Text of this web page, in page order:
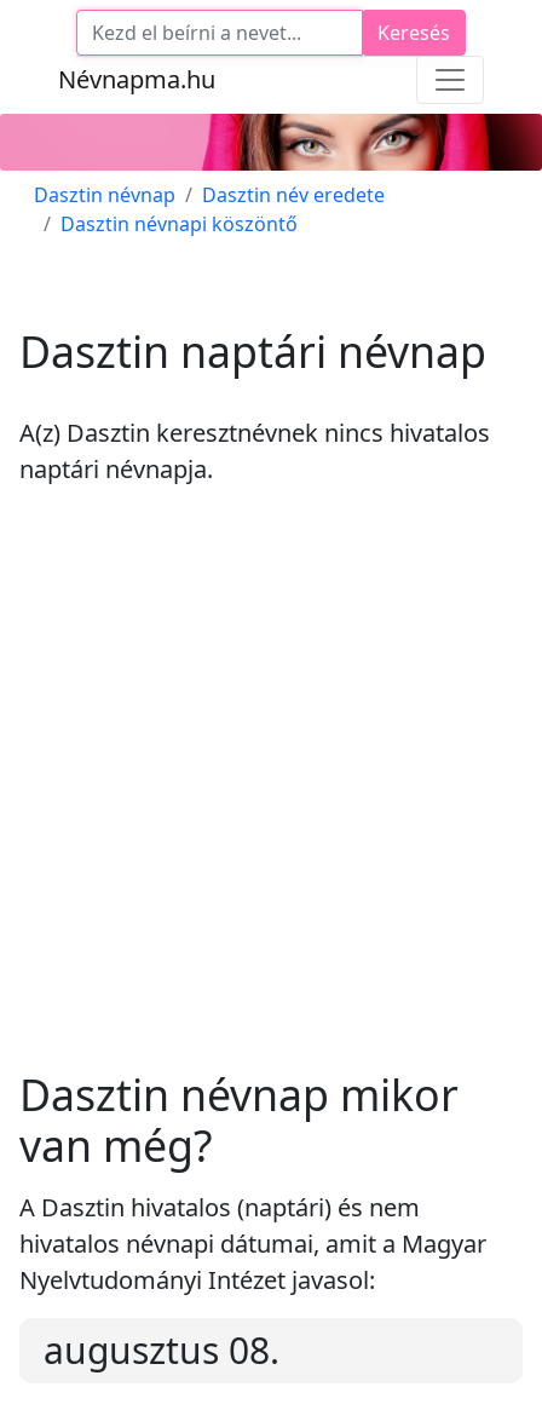
Névnapma.hu
Keresés
Dasztin névnap
Dasztin név eredete
Dasztin névnapi köszöntő
Dasztin naptári névnap
A(z) Dasztin keresztnévnek nincs hivatalos
naptári névnapja.
Dasztin névnap mikor
van még?
A Dasztin hivatalos (naptári) és nem
hivatalos névnapi dátumai, amit a Magyar
Nyelvtudományi Intézet javasol:
augusztus 08.